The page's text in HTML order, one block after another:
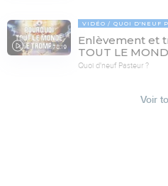
78:19
VIDÉO QUOI D'NEUF
Enlèvement et
TOUT LE
Quoi d'neuf Pasteur ?
Voir